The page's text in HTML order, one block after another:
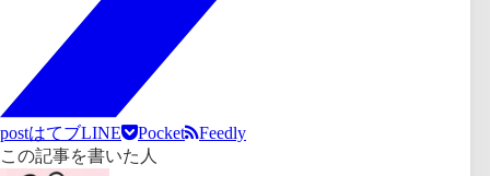
postはてブLINE Pocket
Feedly
この記事を書いた人